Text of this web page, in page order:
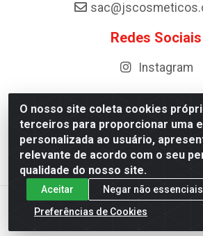
O nosso site coleta cookies
terceiros para proporcionar uma
personalizada ao usuário,
relevante de acordo com o seu
qualidade do nosso site.
Aceitar
Negar não essenciais
Preferências de Cookies
Redes Sociais
Instagram
Distribuidora de Cosméticos Antoneto
km 87 - Industrial, Ipirá - BA,
10.984.107/0001-75